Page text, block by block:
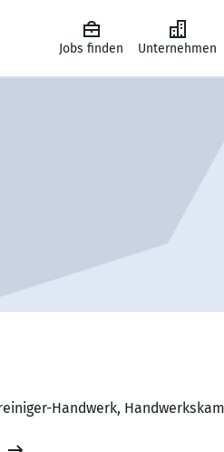
Jobs finden Unternehmen
Handwerk,